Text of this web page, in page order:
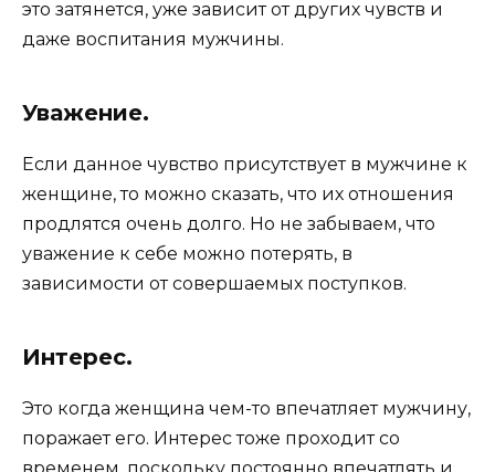
это затянется, уже зависит от других чувств и
даже воспитания мужчины.
Уважение.
Если данное чувство присутствует в мужчине к
женщине, то можно сказать, что их отношения
продлятся очень долго. Но не забываем, что
уважение к себе можно потерять, в
зависимости от совершаемых поступков.
Интерес.
Это когда женщина чем-то впечатляет мужчину,
поражает его. Интерес тоже проходит со
временем, поскольку постоянно впечатлять и